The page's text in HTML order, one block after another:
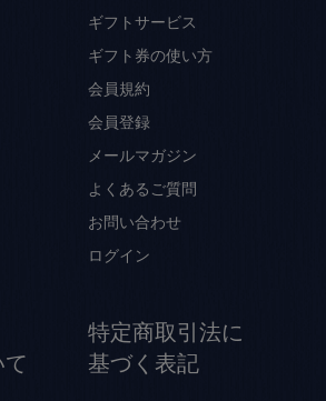
ギフトサービス
ギフト券の使い方
会員規約
会員登録
メールマガジン
よくあるご質問
お問い合わせ
ログイン
特定商取引法に
基づく表記